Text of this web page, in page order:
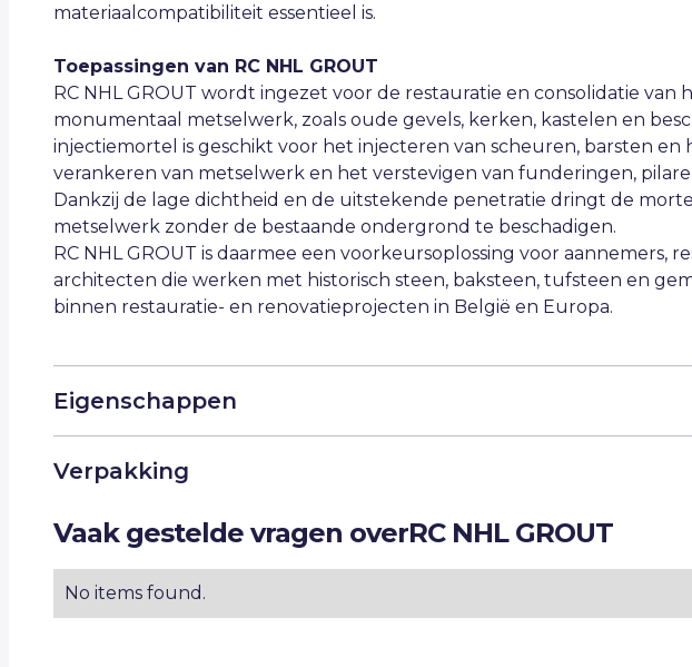
materiaalcompatibiliteit essentieel is.
Toepassingen van RC NHL GROUT
RC NHL GROUT wordt ingezet voor de restauratie en consolidatie van
monumentaal metselwerk, zoals oude gevels, kerken, kastelen en
injectiemortel is geschikt voor het injecteren van scheuren, barsten en
verankeren van metselwerk en het verstevigen van funderingen,
Dankzij de lage dichtheid en de uitstekende penetratie dringt de
metselwerk zonder de bestaande ondergrond te beschadigen.
RC NHL GROUT is daarmee een voorkeursoplossing voor aannemers,
architecten die werken met historisch steen, baksteen, tufsteen en
binnen restauratie- en renovatieprojecten in België en Europa.
Eigenschappen
Natuurlijke hydraulische kalk conform EN 459-1
bindmiddelen
Vrij van sulfaten, chloriden, VOC en organische additieven
Zeer hoge dampdoorlatendheid voor een gezonde vochtregulering
Verpakking
Zakken van 15 kg – 60 zakken/pallet.
Vaak gestelde vragen overRC NHL GROUT
No items found.